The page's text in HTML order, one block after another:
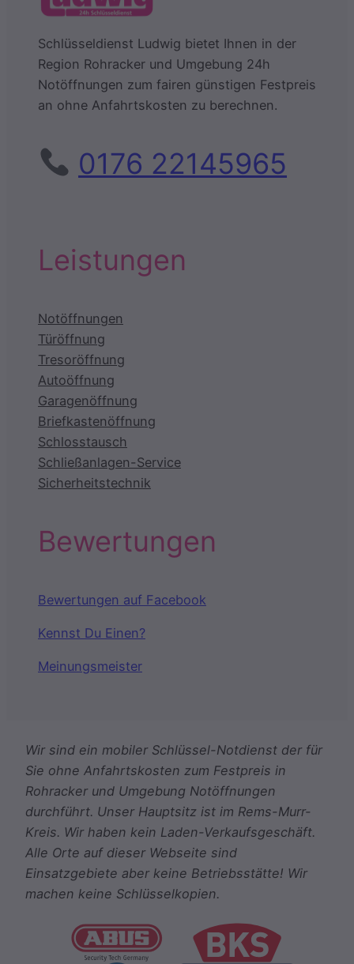
Schlüsseldienst Ludwig bietet Ihnen in der
Region Rohracker und Umgebung 24h
Notöffnungen zum fairen günstigen Festpreis
an ohne Anfahrtskosten zu berechnen.
0176 22145965
Leistungen
Notöffnungen
Türöffnung
Tresoröffnung
Autoöffnung
Garagenöffnung
Briefkastenöffnung
Schlosstausch
Schließanlagen-Service
Sicherheitstechnik
Bewertungen
Bewertungen auf Facebook
Kennst Du Einen?
Meinungsmeister
Wir sind ein mobiler Schlüssel-Notdienst der für
Sie ohne Anfahrtskosten zum Festpreis in
Rohracker und Umgebung Notöffnungen
durchführt. Unser Hauptsitz ist im Rems-Murr-
Kreis. Wir haben kein Laden-Verkaufsgeschäft.
Alle Orte auf dieser Webseite sind
Einsatzgebiete aber keine Betriebsstätte! Wir
machen keine Schlüsselkopien.